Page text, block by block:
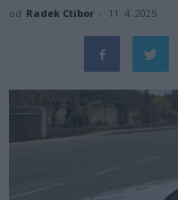
od Radek Ctibor - 11. 4. 2025